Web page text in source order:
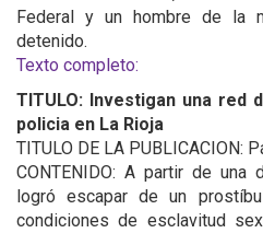
Federal y un hombre de la
detenido.
Texto completo:
TITULO: Investigan una red
policia en La Rioja
TITULO DE LA PUBLICACION:
CONTENIDO: A partir de una
logró escapar de un
condiciones de esclavitud